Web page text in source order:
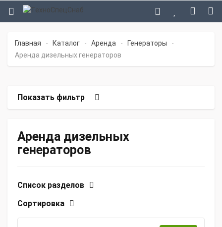
Главная - Каталог - Аренда - Генераторы -
Аренда дизельных генераторов
Показать фильтр
Аренда дизельных
генераторов
Список разделов
Сортировка